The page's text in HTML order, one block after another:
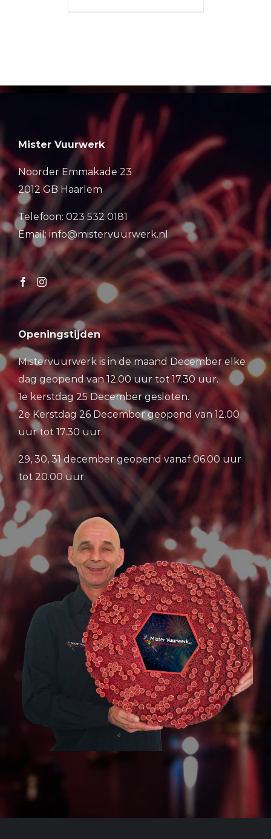
Mister Vuurwerk
Noorder Emmakade 23
2012 GB Haarlem
Telefoon: 023 532 0181
Email: info@mistervuurwerk.nl
Openingstijden
Mistervuurwerk is in de maand December elke
dag geopend van 12.00 uur tot 17.30 uur.
1e kerstdag 25 December gesloten.
2e Kerstdag 26 December geopend van 12.00
uur tot 17.30 uur.
29, 30, 31 december geopend vanaf 06.00 uur
tot 20.00 uur.